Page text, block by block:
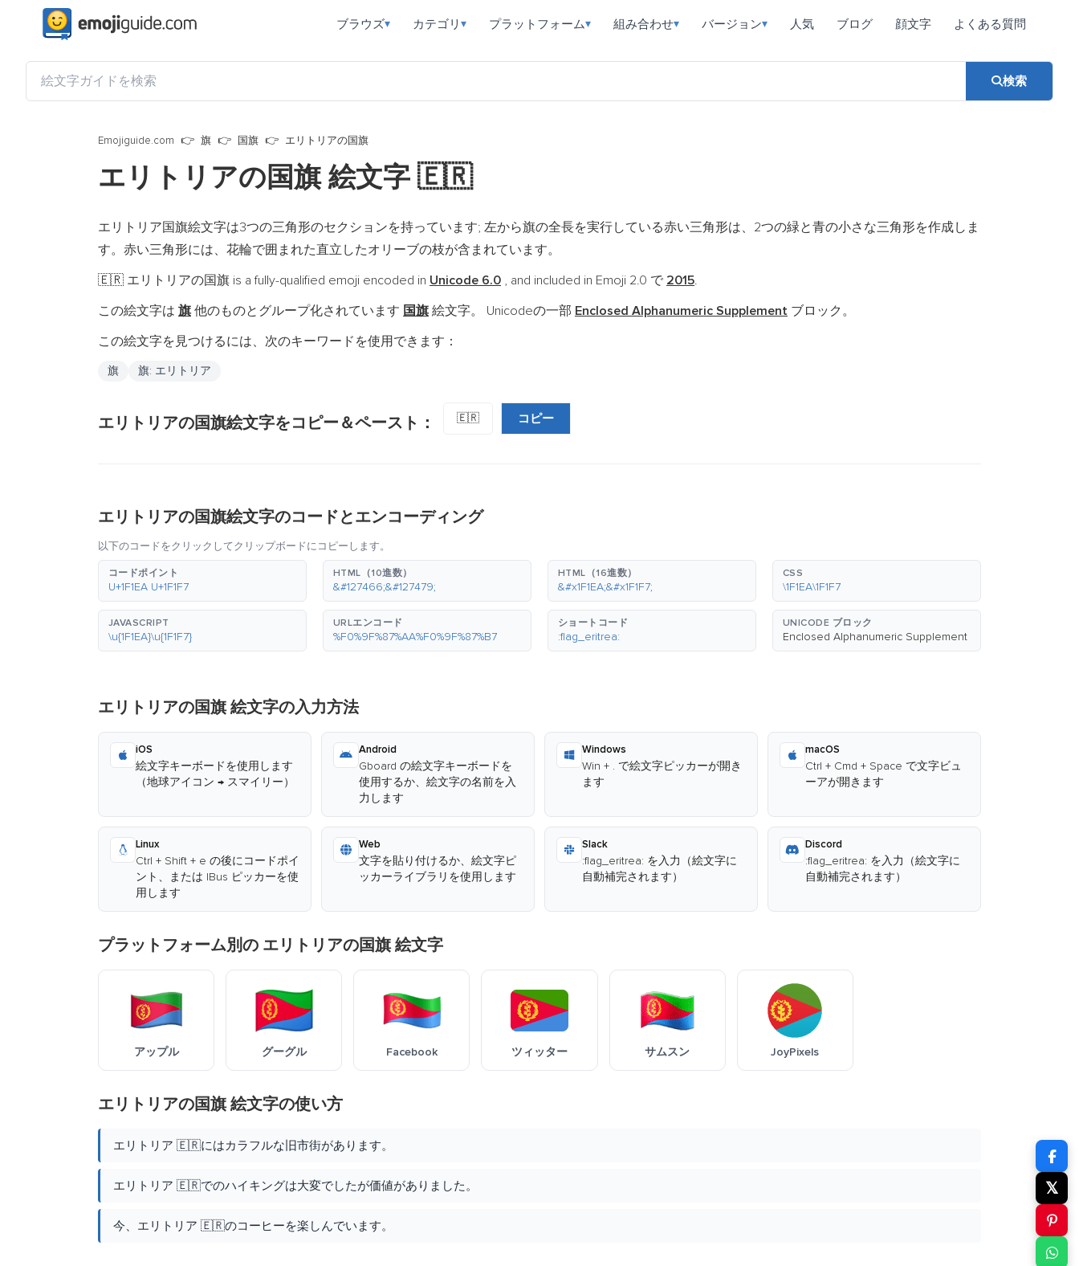
ブラウズ▾ カテゴリ ▾ プラットフォーム▾ 組み合わせ▾ バージョン▾ 人気 ブログ 顔文字 よくある質問
検索
Emojiguide.com 旗 国旗 エリトリアの国旗
エリトリアの国旗 絵文字 🇪🇷
エリトリア国旗絵文字は3つの三角形のセクションを持っています; 左から旗の全長を実行している赤い三角形は、2つの緑と青の小さな三角形を作成しま
す。赤い三角形には、花輪で囲まれた直立したオリーブの枝が含まれています。
🇪🇷 エリトリアの国旗 is a fully-qualified emoji encoded in Unicode 6.0 , and included in Emoji 2.0 で 2015.
この絵文字は 旗 他のものとグループ化されています 国旗 絵文字。 Unicodeの一部 Enclosed Alphanumeric Supplement ブロック。
この絵文字を見つけるには、次のキーワードを使用できます：
旗 旗: エリトリア
エリトリアの国旗絵文字をコピー＆ペースト： 🇪🇷 コピー
エリトリアの国旗絵文字のコードとエンコーディング
以下のコードをクリックしてクリップボードにコピーします。
コードポイント
U+1F1EA U+1F1F7
HTML（10進数）
&#127466;&#127479;
HTML（16進数）
&#x1F1EA;&#x1F1F7;
CSS
\1F1EA\1F1F7
JAVASCRIPT
\u{1F1EA}\u{1F1F7}
URLエンコード
%F0%9F%87%AA%F0%9F%87%B7
ショートコード
:flag_eritrea:
UNICODE ブロック
Enclosed Alphanumeric Supplement
エリトリアの国旗 絵文字の入力方法
iOS
絵文字キーボードを使用します
（地球アイコン → スマイリー）
Android
Gboard の絵文字キーボードを
使用するか、絵文字の名前を入
力します
Windows
Win + . で絵文字ピッカーが開き
ます
macOS
Ctrl + Cmd + Space で文字ビュ
ーアが開きます
Linux
Ctrl + Shift + e の後にコードポイ
ント、または IBus ピッカーを使
用します
Web
文字を貼り付けるか、絵文字ピ
ッカーライブラリを使用します
Slack
:flag_eritrea: を入力（絵文字に
自動補完されます）
Discord
:flag_eritrea: を入力（絵文字に
自動補完されます）
プラットフォーム別の エリトリアの国旗 絵文字
アップル グーグル Facebook ツィッター サムスン JoyPixels
エリトリアの国旗 絵文字の使い方
エリトリア 🇪🇷にはカラフルな旧市街があります。
エリトリア 🇪🇷でのハイキングは大変でしたが価値がありました。
今、エリトリア 🇪🇷のコーヒーを楽しんでいます。
𝕏